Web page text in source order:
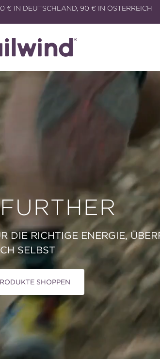
€ IN DEUTSCHLAND, 90 € IN ÖSTERREICH
DIE RICHTIGE ENERGIE,
SELBST
SHOPPEN